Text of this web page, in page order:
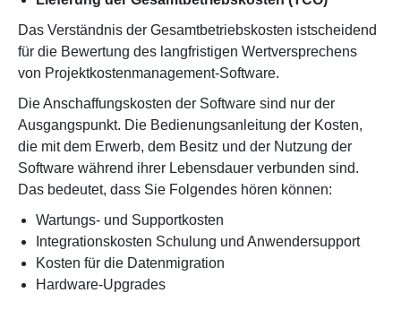
Das Verständnis der Gesamtbetriebskosten istscheidend
für die Bewertung des langfristigen Wertversprechens
von Projektkostenmanagement-Software.
Die Anschaffungskosten der Software sind nur der
Ausgangspunkt. Die Bedienungsanleitung der Kosten,
die mit dem Erwerb, dem Besitz und der Nutzung der
Software während ihrer Lebensdauer verbunden sind.
Das bedeutet, dass Sie Folgendes hören können:
Wartungs- und Supportkosten
Integrationskosten Schulung und Anwendersupport
Kosten für die Datenmigration
Hardware-Upgrades